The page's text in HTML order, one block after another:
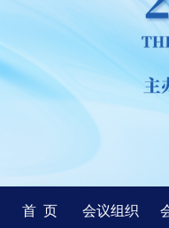
首 页 会议组织